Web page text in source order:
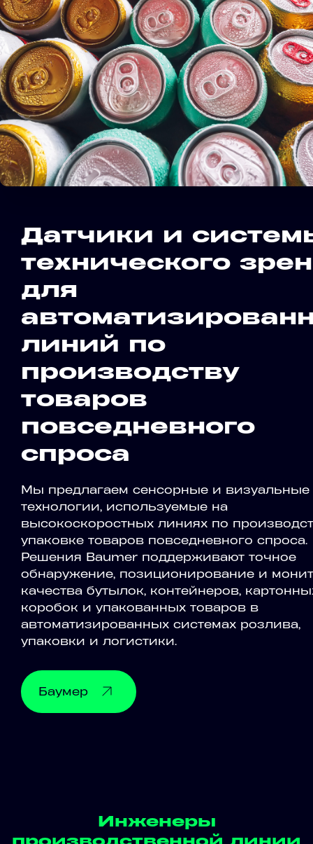
Датчики и
технического
для
линий по
производству
товаров
повседневного
спроса
Мы предлагаем сенсорные и визуальные
технологии, используемые на
высокоскоростных линиях по
упаковке товаров повседневного спроса.
Решения Baumer поддерживают точное
обнаружение, позиционирование и
качества бутылок, контейнеров,
коробок и упакованных товаров в
автоматизированных системах розлива,
упаковки и логистики.
Баумер
Инженеры